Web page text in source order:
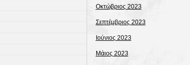
Οκτώβριος 2023
Σεπτέμβριος 2023
Ιούνιος 2023
Μάιος 2023